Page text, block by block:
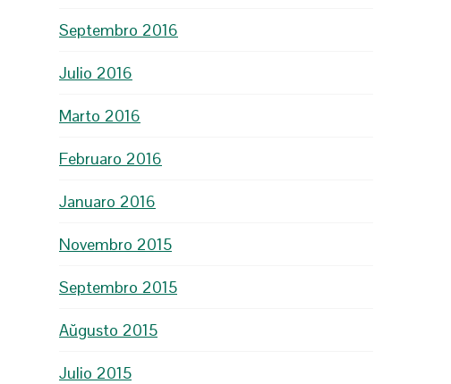
Septembro 2016
Julio 2016
Marto 2016
Februaro 2016
Januaro 2016
Novembro 2015
Septembro 2015
Aŭgusto 2015
Julio 2015